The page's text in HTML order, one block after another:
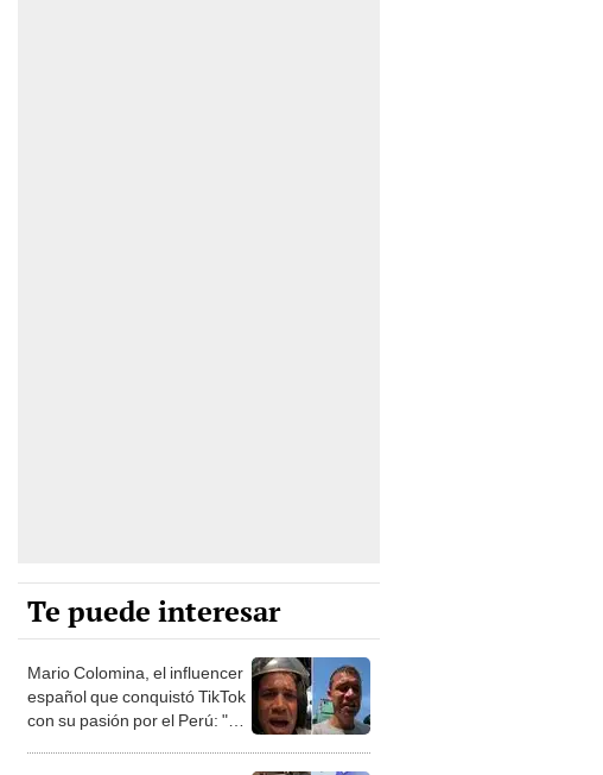
Te puede interesar
Mario Colomina, el influencer
español que conquistó TikTok
con su pasión por el Perú: "Mi